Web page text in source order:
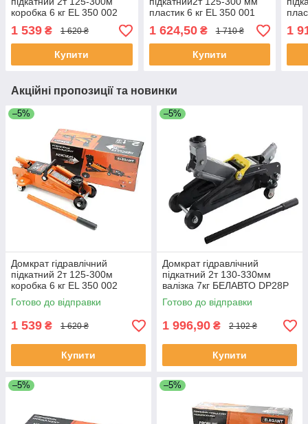
коробка 6 кг EL 350 002
1 539 ₴ 1 620 ₴
Купити
пластик 6 кг EL 350 001
1 624,50₴ 1 710 ₴
Купити
1
Акційні пропозиції та новинки
–5%
Домкрат гідравлічний
підкатний 2т 125-300м
коробка 6 кг EL 350 002
Готово до відправки
1 539 ₴ 1 620 ₴
Купити
–5%
Домкрат гідравлічний
підкатний 2т 130-330мм
валізка 7кг БЕЛАВТО DP28P
Готово до відправки
1 996,90 ₴ 2 102 ₴
Купити
–5% –5%